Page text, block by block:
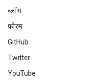
ब्लॉग
फ़ोरम
GitHub
Twitter
YouTube